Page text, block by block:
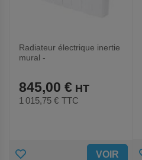
Radiateur électrique inertie
mural -
845,00 €
1 015,75 € TTC
AJOUTER VOIR